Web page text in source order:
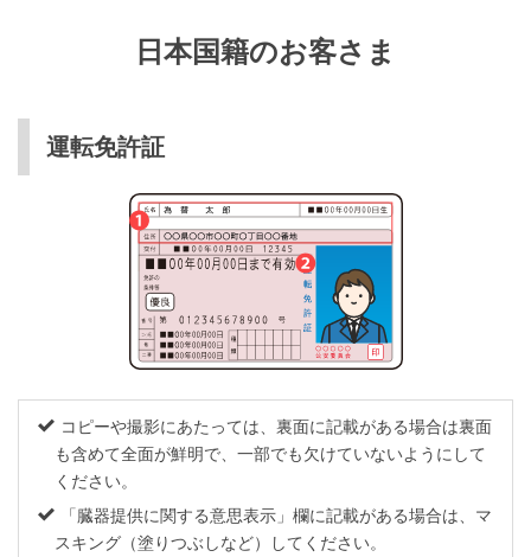
日本国籍のお客さま
運転免許証
コピーや撮影にあたっては、裏面に記載がある場合は裏面
も含めて全面が鮮明で、一部でも欠けていないようにして
ください。
「臓器提供に関する意思表示」欄に記載がある場合は、マ
スキング（塗りつぶしなど）してください。